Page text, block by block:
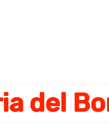
del